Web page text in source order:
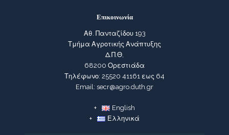
Επικοινωνία
Αθ. Πανταζίδου 193
Τμήμα Αγροτικής Ανάπτυξης
Δ.Π.Θ,
68200 Ορεστιάδα
Τηλέφωνο: 25520 41161 εως 64
Email: secr@agro.duth.gr
English
Ελληνικά